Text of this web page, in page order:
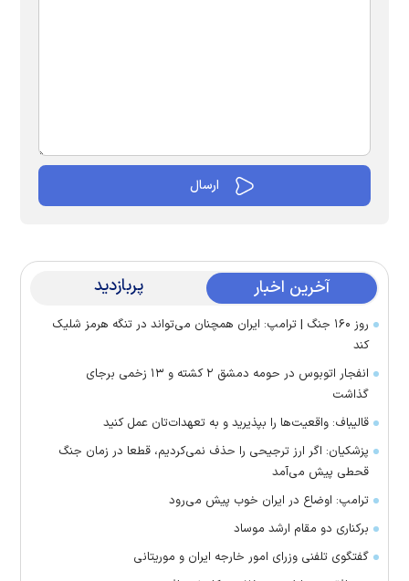
آخرین اخبار پربازدید
روز ۱۶۰ جنگ | ترامپ: ایران همچنان می‌تواند در تنگه هرمز شلیک
کند
انفجار اتوبوس در حومه دمشق ۲ کشته و ۱۳ زخمی برجای
گذاشت
قالیباف: واقعیت‌ها را بپذیرید و به تعهدات‌تان عمل کنید
پزشکیان: اگر ارز ترجیحی را حذف نمی‌کردیم، قطعا در زمان جنگ
قحطی پیش می‌آمد
ترامپ: اوضاع در ایران خوب پیش می‌رود
برکناری دو مقام ارشد موساد
گفتگوی تلفنی وزرای امور خارجه ایران و موریتانی